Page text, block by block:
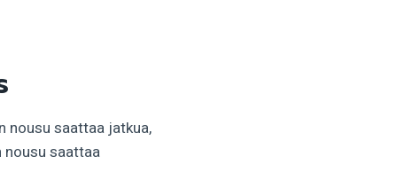
nousu saattaa jatkua,
saattaa